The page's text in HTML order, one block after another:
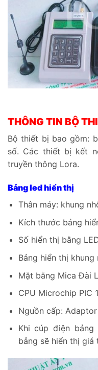
THÔNG TIN BỘ
Bộ thiết bị bao gồm:
số. Các thiết bị kết
truyền thông Lora.
Bảng led hiển thị
Thân máy: khung
Kích thước bảng
Số hiển thị bằng
Bảng hiển thị
Mặt bằng Mica Đài
CPU Microchip PIC
Nguồn cấp:
Khi cúp điện
bảng sẽ hiển thị